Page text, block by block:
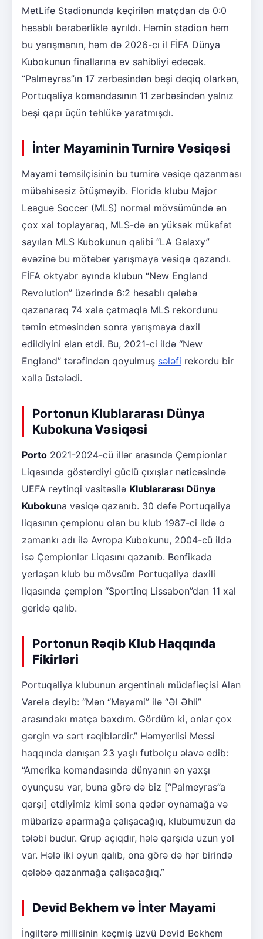
MetLife Stadionunda keçirilən matçdan da 0:0
hesablı bərabərliklə ayrıldı. Həmin stadion həm
bu yarışmanın, həm də 2026-cı il FİFA Dünya
Kubokunun finallarına ev sahibliyi edəcək.
“Palmeyras”ın 17 zərbəsindən beşi dəqiq olarkən,
Portuqaliya komandasının 11 zərbəsindən yalnız
beşi qapı üçün təhlükə yaratmışdı.
İnter Mayaminin Turnirə Vəsiqəsi
Mayami təmsilçisinin bu turnirə vəsiqə qazanması
mübahisəsiz ötüşməyib. Florida klubu Major
League Soccer (MLS) normal mövsümündə ən
çox xal toplayaraq, MLS-də ən yüksək mükafat
sayılan MLS Kubokunun qalibi “LA Galaxy”
əvəzinə bu mötəbər yarışmaya vəsiqə qazandı.
FİFA oktyabr ayında klubun “New England
Revolution” üzərində 6:2 hesablı qələbə
qazanaraq 74 xala çatmaqla MLS rekordunu
təmin etməsindən sonra yarışmaya daxil
edildiyini elan etdi. Bu, 2021-ci ildə “New
England” tərəfindən qoyulmuş sələfi rekordu bir
xalla üstələdi.
Portonun Klublararası Dünya
Kubokuna Vəsiqəsi
Porto 2021-2024-cü illər arasında Çempionlar
Liqasında göstərdiyi güclü çıxışlar nəticəsində
UEFA reytinqi vasitəsilə Klublararası Dünya
Kubokuna vəsiqə qazanıb. 30 dəfə Portuqaliya
liqasının çempionu olan bu klub 1987-ci ildə o
zamankı adı ilə Avropa Kubokunu, 2004-cü ildə
isə Çempionlar Liqasını qazanıb. Benfikada
yerləşən klub bu mövsüm Portuqaliya daxili
liqasında çempion “Sportinq Lissabon”dan 11 xal
geridə qalıb.
Portonun Rəqib Klub Haqqında
Fikirləri
Portuqaliya klubunun argentinalı müdafiəçisi Alan
Varela deyib: “Mən “Mayami” ilə “Əl Əhli”
arasındakı matça baxdım. Gördüm ki, onlar çox
gərgin və sərt rəqiblərdir.” Həmyerlisi Messi
haqqında danışan 23 yaşlı futbolçu əlavə edib:
“Amerika komandasında dünyanın ən yaxşı
oyunçusu var, buna görə də biz [“Palmeyras”a
qarşı] etdiyimiz kimi sona qədər oynamağa və
mübarizə aparmağa çalışacağıq, klubumuzun da
tələbi budur. Qrup açıqdır, hələ qarşıda uzun yol
var. Hələ iki oyun qalıb, ona görə də hər birində
qələbə qazanmağa çalışacağıq.”
Devid Bekhem və İnter Mayami
İngiltərə millisinin keçmiş üzvü Devid Bekhem